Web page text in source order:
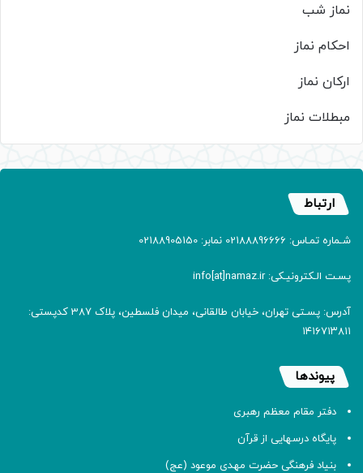
نماز شب
احکام نماز
ارکان نماز
مبطلات نماز
ارتباط
شـماره تمـاس: 02188896666 نمابر: 02188905150
پسـت الـکترونیـکی: info[at]namaz.ir
آدرس: پسـتی تهران، خیابان طالقانی، میدان فلسطین، پلاک 387 کدپستی:
۱۴۱۶۷۱۳۸۱۱
پیوندها
دفتر مقام معظم رهبری
پایگاه درسهایی از قرآن
بنیاد فرهنگی حضرت مهدی موعود (عج)